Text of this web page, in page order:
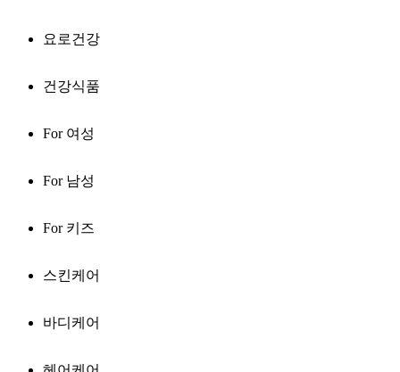
요로건강
건강식품
For 여성
For 남성
For 키즈
스킨케어
바디케어